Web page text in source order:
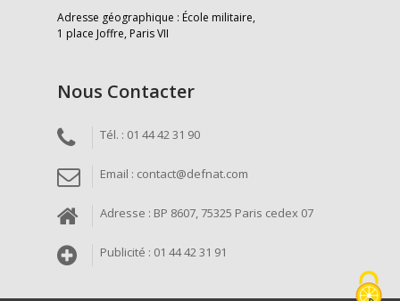
Adresse géographique : École militaire,
1 place Joffre, Paris VII
Nous Contacter
Tél. : 01 44 42 31 90
Email : contact@defnat.com
Adresse : BP 8607, 75325 Paris cedex 07
Publicité : 01 44 42 31 91